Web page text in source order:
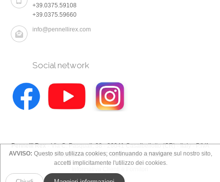
+39.0375.59108
+39.0375.59660
info@pennellirex.com
Social network
Pennelli Rex- Via C. Pasquali, 38 - 26041 Casalbellotto (CR) - Italy - P.IVA
E C.F. 00130640196 - N° REA 82934 / CREMONA
AVVISO: Questo sito utilizza cookies; continuando a navigare sul nostro sito,
accetti implicitamente l'utilizzo dei cookies.